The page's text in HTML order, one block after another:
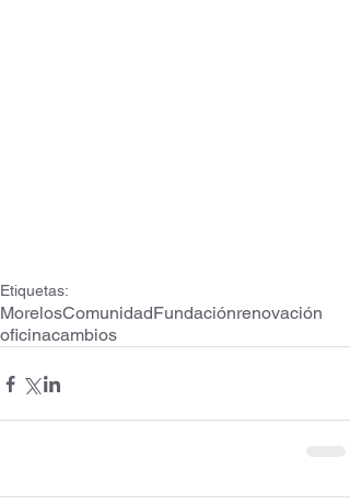
Etiquetas:
MorelosComunidadFundaciónrenovación
oficinacambios